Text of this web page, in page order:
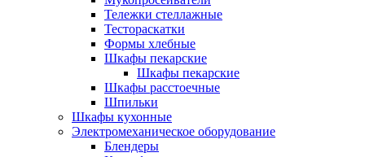
Тележки стеллажные
Тестораскатки
Формы хлебные
Шкафы пекарские
Шкафы пекарские
Шкафы расстоечные
Шпильки
Шкафы кухонные
Электромеханическое оборудование
Блендеры